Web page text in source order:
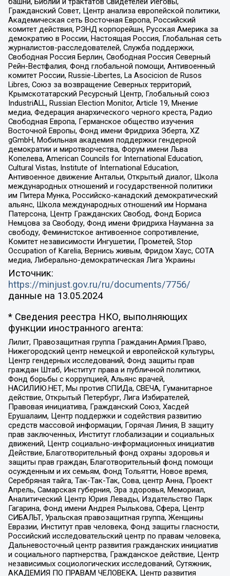
Гражданский Совет, Центр анализа европейской политики,
Академическая сеть Восточная Европа, Российский
комитет действия, РЭНД корпорейшн, Русская Америка за
демократию в России, Настоящая Россия, Глобальная сеть
журналистов-расследователей, Служба поддержки,
Свободная Россия Берлин, Свободная Россия Северный
Рейн-Вестфалия, Фонд глобальной помощи, Антивоенный
комитет России, Russie-Libertes, La Asocicion de Rusos
Libres, Союз за возвращение Северных территорий,
Крымскотатарский Ресурсный Центр, Глобальный союз
IndustriALL, Russian Election Monitor, Article 19, Мнение
медиа, Федерация анархического черного креста, Радио
Свободная Европа, Германское общество изучения
Восточной Европы, Фонд имени Фридриха Эберта, XZ
gGmbH, Мобильная академия поддержки гендерной
демократии и миротворчества, Форум имени Льва
Копелева, American Councils for International Education,
Cultural Vistas, Institute of International Education,
Антивоенное движение Антальи, Открытый диалог, Школа
международных отношений и государственной политики
им Питера Мунка, Российско-канадский демократический
альянс, Школа международных отношений им Нормана
Патерсона, Центр Гражданских Свобод, Фонд Бориса
Немцова за Свободу, Фонд имени Фридриха Науманна за
свободу, Феминистское антивоенное сопротивление,
Комитет независимости Ингушетии, Прометей, Stop
Occupation of Karelia, Вернись живым, Фридом Хаус, СОТА
медиа, Либерально-демократическая Лига Украины
Источник:
https://minjust.gov.ru/ru/documents/7756/
данные на 13.05.2024
* Сведения реестра НКО, выполняющих
функции иностранного агента:
Лилит, Правозащитная группа Гражданин.Армия.Право,
Нижегородский центр немецкой и европейской культуры,
Центр гендерных исследований, Фонд защиты прав
граждан Штаб, Институт права и публичной политики,
Фонд борьбы с коррупцией, Альянс врачей,
НАСИЛИЮ.НЕТ, Мы против СПИДа, СВЕЧА, Гуманитарное
действие, Открытый Петербург, Лига Избирателей,
Правовая инициатива, Гражданский Союз, Хасдей
Ерушалаим, Центр поддержки и содействия развитию
средств массовой информации, Горячая Линия, В защиту
прав заключенных, Институт глобализации и социальных
движений, Центр социально-информационных инициатив
Действие, Благотворительный фонд охраны здоровья и
защиты прав граждан, Благотворительный фонд помощи
осужденным и их семьям, Фонд Тольятти, Новое время,
Серебряная тайга, Так-Так-Так, Сова, центр Анна, Проект
Апрель, Самарская губерния, Эра здоровья, Мемориал,
Аналитический Центр Юрия Левады, Издательство Парк
Гагарина, Фонд имени Андрея Рылькова, Сфера, Центр
СИБАЛЬТ, Уральская правозащитная группа, Женщины
Евразии, Институт прав человека, Фонд защиты гласности,
Российский исследовательский центр по правам человека,
Дальневосточный центр развития гражданских инициатив
и социального партнерства, Гражданское действие, Центр
независимых социологических исследований, Сутяжник,
АКАДЕМИЯ ПО ПРАВАМ ЧЕЛОВЕКА, Центр развития